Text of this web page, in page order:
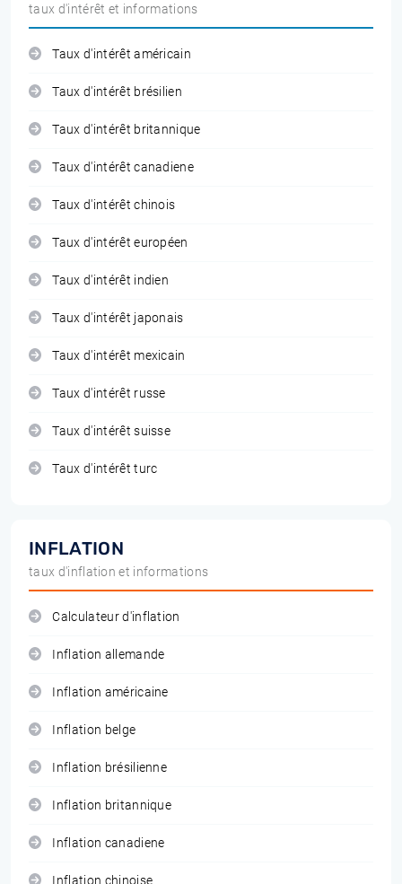
taux d'intérêt et informations
Taux d'intérêt américain
Taux d'intérêt brésilien
Taux d'intérêt britannique
Taux d'intérêt canadiene
Taux d'intérêt chinois
Taux d'intérêt européen
Taux d'intérêt indien
Taux d'intérêt japonais
Taux d'intérêt mexicain
Taux d'intérêt russe
Taux d'intérêt suisse
Taux d'intérêt turc
INFLATION
taux d'inflation et informations
Calculateur d'inflation
Inflation allemande
Inflation américaine
Inflation belge
Inflation brésilienne
Inflation britannique
Inflation canadiene
Inflation chinoise